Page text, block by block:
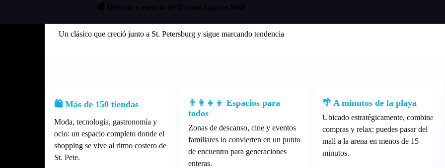
Un clásico que creció junto a St. Petersburg y sigue marcando tendencia
🛍️ Más de 150 tiendas
Moda, tecnología, gastronomía y
ocio: un espacio completo donde el
shopping se vive al ritmo costero de
St. Pete.
👨‍👩‍👧‍👦 Espacios para
todos
Zonas de descanso, cine y eventos
familiares lo convierten en un punto
de encuentro para generaciones
enteras.
🌴 A minutos de la playa
Ubicado estratégicamente, combina
compras y relax: puedes pasar del
mall a la arena en menos de 15
minutos.